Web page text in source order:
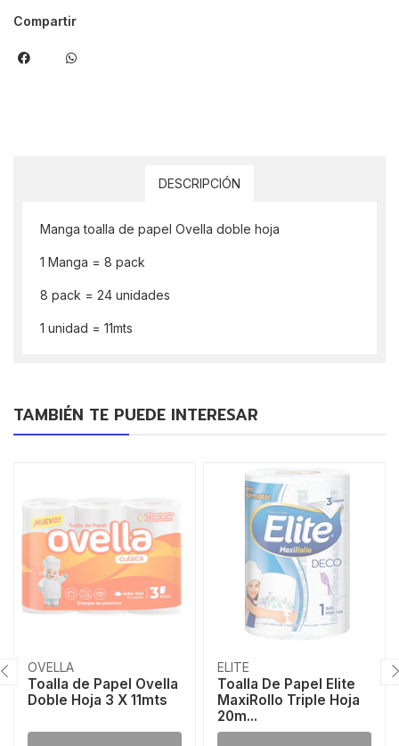
Compartir
DESCRIPCIÓN
Manga toalla de papel Ovella doble hoja
1 Manga = 8 pack
8 pack = 24 unidades
1 unidad = 11mts
TAMBIÉN TE PUEDE INTERESAR
OVELLA
Toalla de Papel Ovella
Doble Hoja 3 X 11mts
ELITE
Toalla De Papel Elite
MaxiRollo Triple Hoja
20m...